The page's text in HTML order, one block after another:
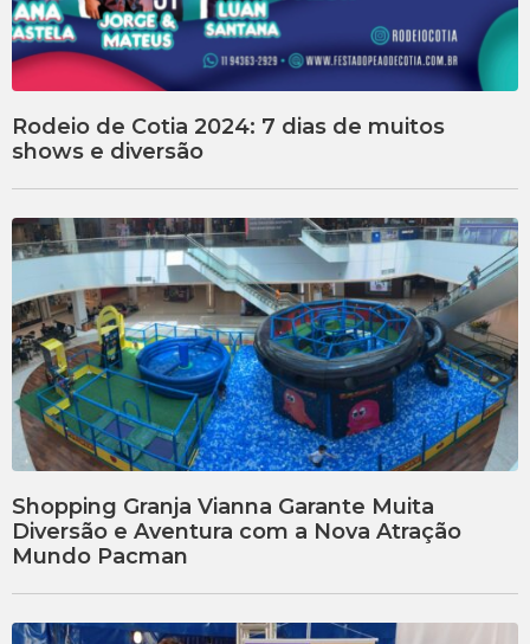
Rodeio de Cotia 2024: 7 dias de muitos
shows e diversão
Shopping Granja Vianna Garante Muita
Diversão e Aventura com a Nova Atração
Mundo Pacman